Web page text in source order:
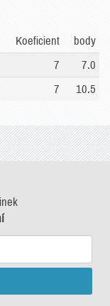
Koeficient
body
7
7.0
7 10.5